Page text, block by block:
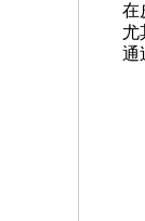
在
尤
通